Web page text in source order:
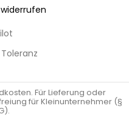
Für Lieferung oder
für Kleinunternehmer (§